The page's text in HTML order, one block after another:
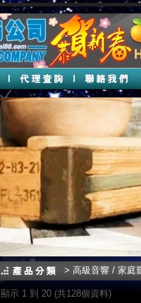
>高級音響 / 家庭
顯示 1 到 20 (共128個資料)